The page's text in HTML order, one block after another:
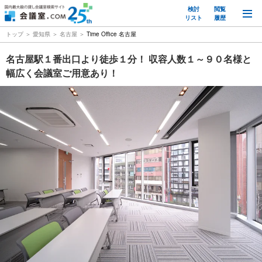
検討
リスト
閲覧
履歴
トップ 愛知県 名古屋 Time Office 名古屋
名古屋駅１番出口より徒歩１分！ 収容人数１～９０名様と
幅広く会議室ご用意あり！